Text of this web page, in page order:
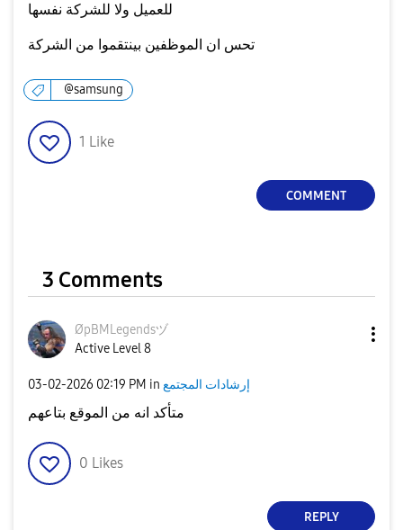
للعميل ولا للشركة نفسها
@samsung
1 Like
COMMENT
3 Comments
ØpBMLegendsヅ
Active Level 8
‎03-02-2026 02:19 PM in إرشادات المجتمع
متأكد انه من الموقع بتاعهم
0 Likes
REPLY